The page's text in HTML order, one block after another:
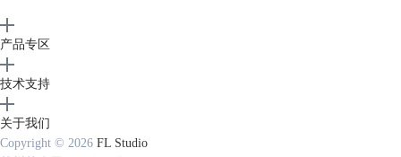
切割则相对音符开始时间。“分组音符”指示灯用于将由原音符切割后的短
音符群组起来。
如果输入有误则可以选择重置按钮，如果已经调制好，则可以选择确定。
切割命令差不多就这样，学会了吗？
以上就是FL Studio钢琴卷轴中的切割命令的介绍，
Studio官网——FL Studio中文网站。
产品专区
技术支持
关于我们
Copyright © 2026 FL Studio